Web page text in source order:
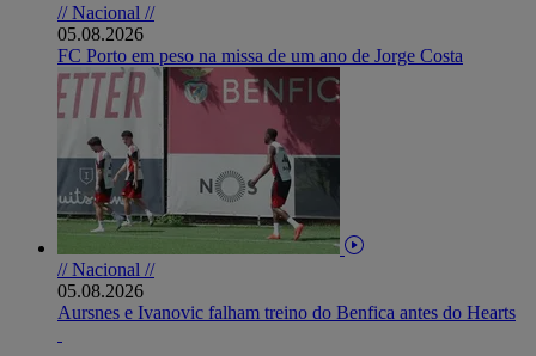
// Nacional //
05.08.2026
FC Porto em peso na missa de um ano de Jorge Costa
// Nacional //
05.08.2026
Aursnes e Ivanovic falham treino do Benfica antes do Hearts